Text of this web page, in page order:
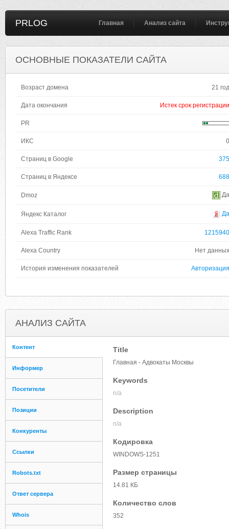
PRLOG Главная Анализ сайта
ОСНОВНЫЕ ПОКАЗАТЕЛИ САЙТА
Возраст домена 21 год
Дата окончания Истек срок регистрации
PR
ИКС 0
Страниц в Google 375
Страниц в Яндексе 688
Dmoz Да
Яндекс Каталог Да
Alexa Traffic Rank 1215940
Alexa Country Нет данных
История изменения показателей Авторизация
АНАЛИЗ САЙТА
Контент
Информер
Посетители
Позиции
Конкуренты
Ссылки
Robots.txt
Ответ сервера
Whois
Title
Главная - Адвокаты Москвы
Keywords
n/a
Description
n/a
Кодировка
WINDOWS-1251
Размер страницы
14.81 КБ
Количество слов
352